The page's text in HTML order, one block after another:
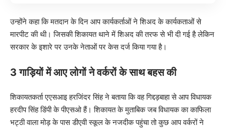
उन्होंने कहा कि मतदान के दिन आप कार्यकर्ताओं ने शिअद के कार्यकताओं से
मारपीट की थी। जिसकी शिकायत थाने में शिअद की तरफ से भी दी गई है लेकिन
सरकार के इशारे पर उनके नेताओं पर केस दर्ज किया गया है।
3 गाड़ियों में आए लोगों ने वर्करों के साथ बहस की
शिकायतकर्ता एएसआइ हरजिंदर सिंह ने बताया कि वह गिद्दड़बाहा से आप विधायक
हरदीप सिंह डिंपी के पीएसओ हैं। शिकायत के मुताबिक जब विधायक का काफिला
भट्ठी वाला मोड़ के पास डीएवी स्कूल के नजदीक पहुंचा तो कुछ आप वर्करों ने